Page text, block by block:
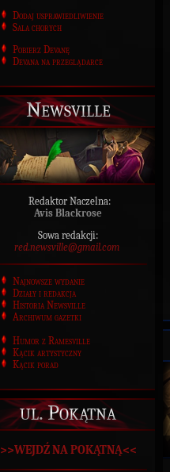
Dodaj usprawiedliwienie
Sala chorych
Pobierz Devanę
Devana na przeglądarce
Newsville
Redaktor Naczelna:
Avis Blackrose
Sowa redakcji:
red.newsville@gmail.com
Najnowsze wydanie
Działy i redakcja
Historia Newsville
Archiwum gazetki
Humor z Ramesville
Kącik artystyczny
Kącik porad
ul. Pokątna
>>WEJDŹ NA POKĄTNĄ<<